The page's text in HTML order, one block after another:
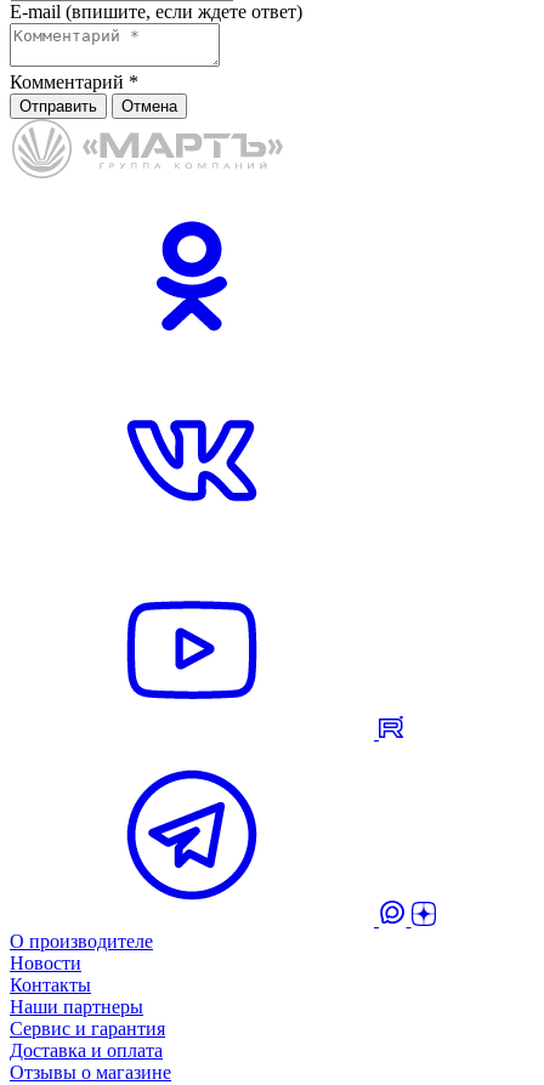
E-mail (впишите, если ждете ответ)
Комментарий *
Отправить Отмена
О производителе
Новости
Контакты
Наши партнеры
Сервис и гарантия
Доставка и оплата
Отзывы о магазине